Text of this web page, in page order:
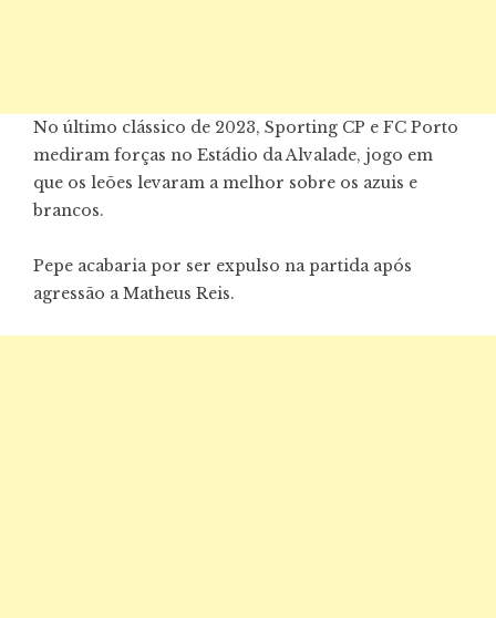
No último clássico de 2023, Sporting CP e FC Porto
mediram forças no Estádio da Alvalade, jogo em
que os leões levaram a melhor sobre os azuis e
brancos.
Pepe acabaria por ser expulso na partida após
agressão a Matheus Reis.